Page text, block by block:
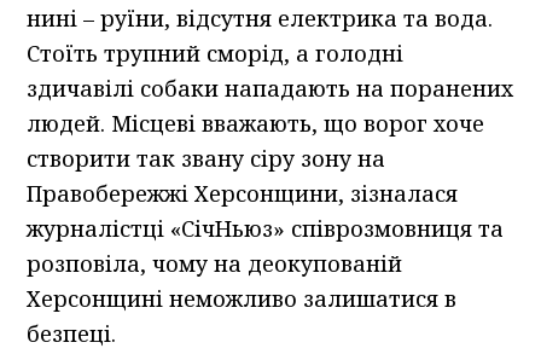
нині – руїни, відсутня електрика та вода.
Стоїть трупний сморід, а голодні
здичавілі собаки нападають на поранених
людей. Місцеві вважають, що ворог хоче
створити так звану сіру зону на
Правобережжі Херсонщини, зізналася
журналістці «СічНьюз» співрозмовниця та
розповіла, чому на деокупованій
Херсонщині неможливо залишатися в
безпеці.